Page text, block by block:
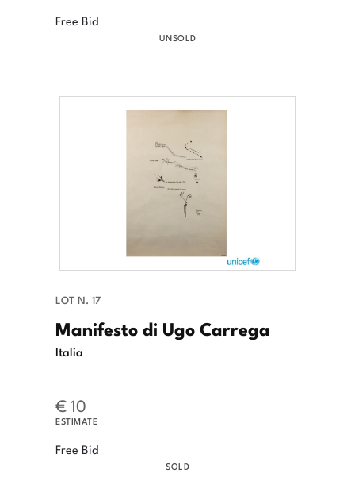
Free Bid
UNSOLD
LOT N. 17
Manifesto di Ugo Carrega
Italia
€ 10
ESTIMATE
Free Bid
SOLD